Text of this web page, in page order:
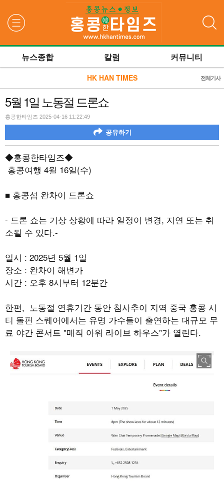
뉴스종합 칼럼 커뮤니티
HK HAN TIMES 전체기사
5월 1일 노동절 드론쇼
홍콩한타임즈 2025-04-16 11:22:49
공유하기
◆홍콩한타임즈◆
홍콩여행 4월 16일(수)
■ 홍콩섬 완차이 드론쇼
- 드론 쇼는 기상 상황에 따라 일정이 변경, 지연 또는 취
소될 수 있다.-
일시 : 2025년 5월 1일
장소 : 완차이 해변가
시간 : 오후 8시부터 12분간
한편, 노동절 연휴기간 동안 침사추이 지역 중국 홍콩 시
티 돌핀 스퀘어에서는 유명 가수들이 출연하는 대규모 무
료 야간 콘서트 "매직 아워 라이브 하우스"가 열린다.